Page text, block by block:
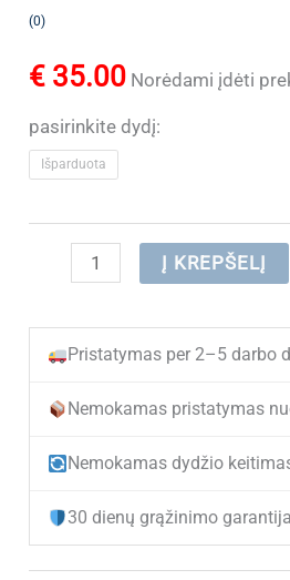
(0)
€ 35.00 Norėdami įdėti
pasirinkite dydį:
Išparduota
produkto
Žieminiai
aulinukai
mergaitėms
Bronze
(IŠPARDUOTA)
Į KREPŠELĮ
Pristatymas per 2–5 darbo
Nemokamas pristatymas
Nemokamas dydžio
30 dienų grąžinimo garantija